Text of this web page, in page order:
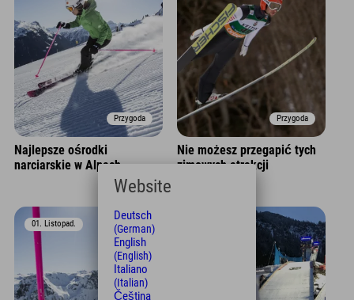
Przygoda
Najlepsze ośrodki
narciarskie w Alpach
Przygoda
Nie możesz przegapić tych
zimowych atrakcji
01. Listopad.
Website
Deutsch
(German)
English
(English)
Italiano
(Italian)
Čeština